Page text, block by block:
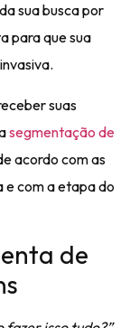
sua busca por
para que sua
.
suas
segmentação de
acordo com as
e com a etapa do
de